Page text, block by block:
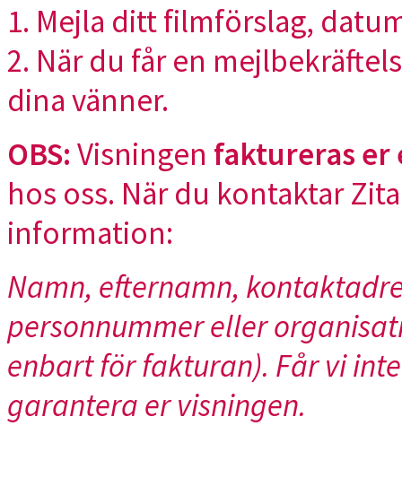
1. Mejla ditt filmförslag,
2. När du får en
dina vänner.
OBS: Visningen faktureras er
hos oss. När du kontaktar
information:
Namn, efternamn,
personnummer eller
enbart för fakturan). Får vi
garantera er visningen.